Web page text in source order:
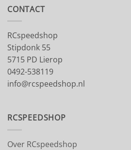
CONTACT
RCspeedshop
Stipdonk 55
5715 PD Lierop
0492-538119
info@rcspeedshop.nl
RCSPEEDSHOP
Over RCspeedshop